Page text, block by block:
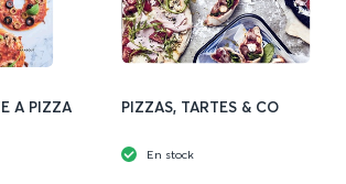
A PIZZA PIZZAS, TARTES & CO
En stock